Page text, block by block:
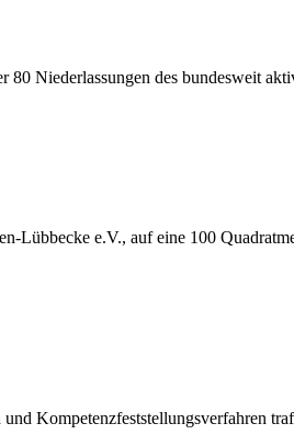
Niederlassungen des bundesweit
Lübbecke e.V., auf eine 100
Kompetenzfeststellungsverfahren